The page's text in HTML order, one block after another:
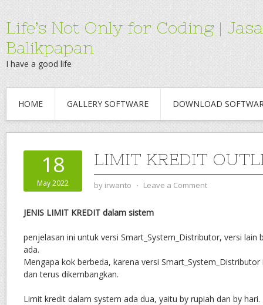
Life’s Not Only for Coding |
Balikpapan
I have a good life
HOME GALLERY SOFTWARE DOWNLOAD
18
May 2022
LIMIT KREDIT
by irwanto ⋅ Leave a Comment
JENIS LIMIT KREDIT dalam sistem
penjelasan ini untuk versi Smart_System_Distributor, versi lain
ada.
Mengapa kok berbeda, karena versi
dan terus dikembangkan.
Limit kredit dalam system ada dua, yaitu by rupiah dan by